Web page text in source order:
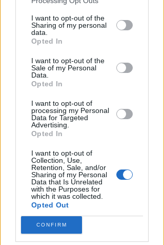
disclosure of your personal information
by third parties on the IAB’s list of
downstream participants.
by us to third parties on the IAB’s List of
Downstream Participants that may
further disclose it to other third parties.
I want to opt-out of the
Sharing of my personal
data.
Opted In
I want to opt-out of the
Sale of my Personal
Data.
Opted In
I want to opt-out of
processing my Personal
Data for Targeted
Advertising.
Opted In
I want to opt-out of
Collection, Use,
Retention, Sale, and/or
Sharing of my Personal
Data that Is Unrelated
with the Purposes for
which it was collected.
Opted Out
CONFIRM
LUNEDÌ 10 AGOSTO
Processo alla Repubblica
Italiana: ha mantenuto le sue
promesse?